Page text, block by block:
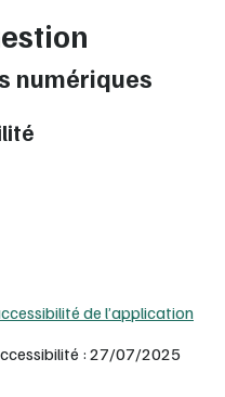
numériques
de l’application
: 27/07/2025